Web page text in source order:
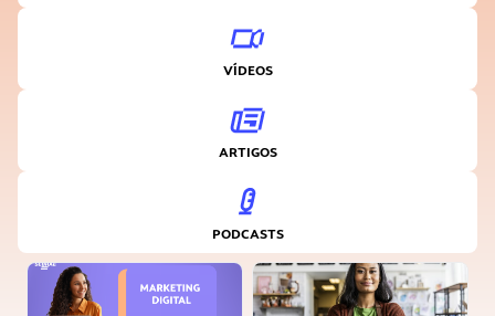
VÍDEOS
ARTIGOS
PODCASTS